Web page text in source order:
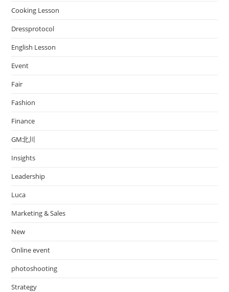
Cooking Lesson
Dressprotocol
English Lesson
Event
Fair
Fashion
Finance
GM北川
Insights
Leadership
Luca
Marketing & Sales
New
Online event
photoshooting
Strategy